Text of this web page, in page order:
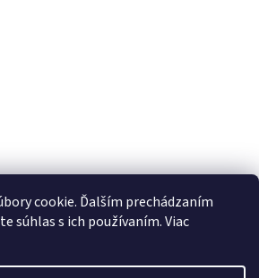
cookie. Ďalším prechádzaním
súhlas s ich používaním. Viac